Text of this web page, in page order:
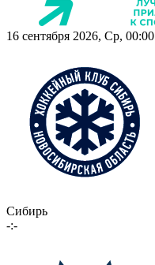
16 сентября 2026, Ср, 00:00
Сибирь
-:-